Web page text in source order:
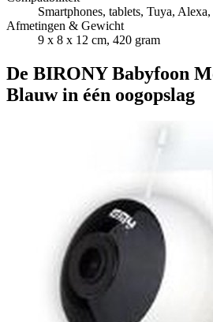
Smartphones, tablets, Tuya,
Afmetingen & Gewicht
9 x 8 x 12 cm, 420 gram
De BIRONY Babyfoon
Blauw in één oogopslag